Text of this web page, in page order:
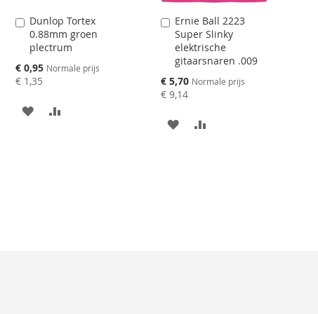
Dunlop Tortex
0.88mm groen
plectrum
Speciale
prijs
€ 0,95 Normale prijs
€ 1,35
Aan
winkelwagen
toevoegen
AAN
Ernie Ball 2223
Super Slinky
elektrische
gitaarsnaren .009
Speciale
prijs
€ 5,70 Normale prijs
€ 9,14
Aan
winkelwagen
toevoegen
AAN